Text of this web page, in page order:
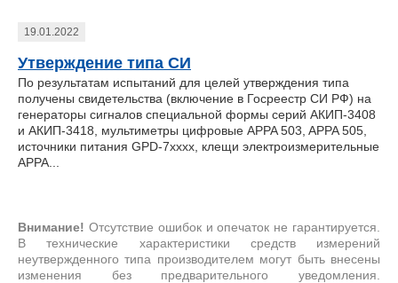
19.01.2022
Утверждение типа СИ
По результатам испытаний для целей утверждения типа
получены свидетельства (включение в Госреестр СИ РФ) на
генераторы сигналов специальной формы серий АКИП-3408
и АКИП-3418, мультиметры цифровые APPA 503, APPA 505,
источники питания GPD-7хххх, клещи электроизмерительные
APPA...
Внимание! Отсутствие ошибок и опечаток не гарантируется.
В технические характеристики средств измерений
неутвержденного типа производителем могут быть внесены
изменения без предварительного уведомления.